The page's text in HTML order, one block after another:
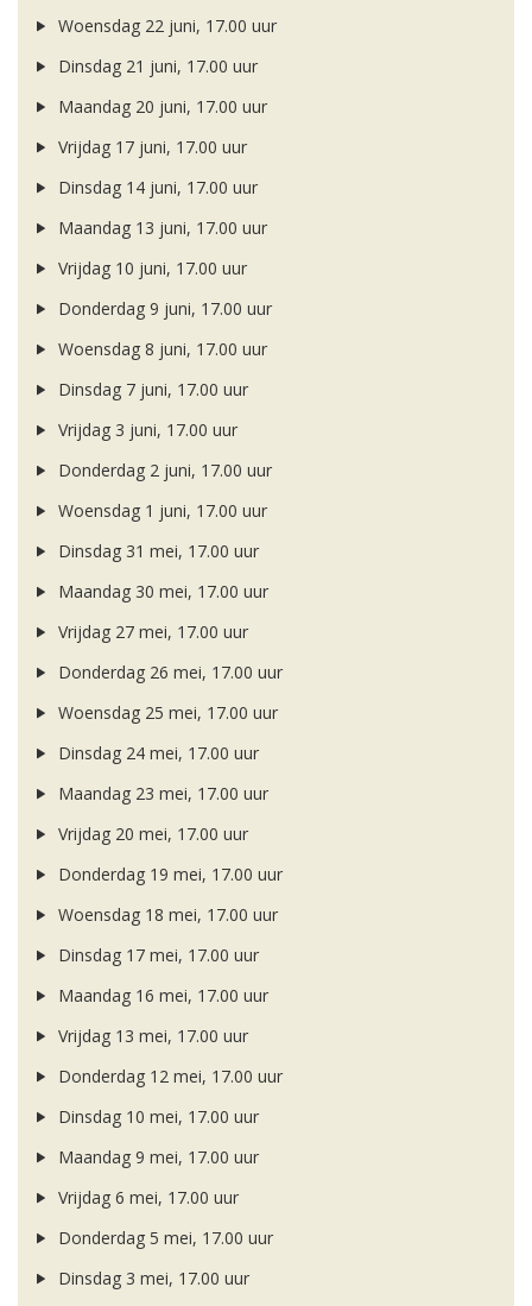
Woensdag 22 juni, 17.00 uur
Dinsdag 21 juni, 17.00 uur
Maandag 20 juni, 17.00 uur
Vrijdag 17 juni, 17.00 uur
Dinsdag 14 juni, 17.00 uur
Maandag 13 juni, 17.00 uur
Vrijdag 10 juni, 17.00 uur
Donderdag 9 juni, 17.00 uur
Woensdag 8 juni, 17.00 uur
Dinsdag 7 juni, 17.00 uur
Vrijdag 3 juni, 17.00 uur
Donderdag 2 juni, 17.00 uur
Woensdag 1 juni, 17.00 uur
Dinsdag 31 mei, 17.00 uur
Maandag 30 mei, 17.00 uur
Vrijdag 27 mei, 17.00 uur
Donderdag 26 mei, 17.00 uur
Woensdag 25 mei, 17.00 uur
Dinsdag 24 mei, 17.00 uur
Maandag 23 mei, 17.00 uur
Vrijdag 20 mei, 17.00 uur
Donderdag 19 mei, 17.00 uur
Woensdag 18 mei, 17.00 uur
Dinsdag 17 mei, 17.00 uur
Maandag 16 mei, 17.00 uur
Vrijdag 13 mei, 17.00 uur
Donderdag 12 mei, 17.00 uur
Dinsdag 10 mei, 17.00 uur
Maandag 9 mei, 17.00 uur
Vrijdag 6 mei, 17.00 uur
Donderdag 5 mei, 17.00 uur
Dinsdag 3 mei, 17.00 uur